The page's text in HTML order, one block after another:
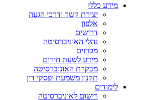
מידע כללי
יצירת קשר ודרכי הגעה
אלפון
דרושים
נהלי האוניברסיטה
מכרזים
מידע לשעת חירום
מבקרת האוניברסיטה
תקנון משמעת ופסקי דין
לימודים
רישום לאוניברסיטה